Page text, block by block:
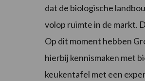
dat de biologische
volop ruimte in de markt.
Op dit moment hebben
hierbij kennismaken met
keukentafel met een